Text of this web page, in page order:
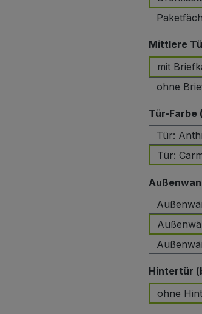
Mittlere
mit
ohne
Tür-Farbe
Tür:
Tür:
Hintertür
ohne